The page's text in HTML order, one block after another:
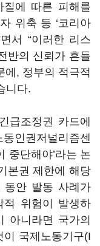
에 따른 피해를
위축 등 ‘코리아
면서 “이러한 리스
반의 신뢰가 흔들
, 정부의 적극적
니다.
급조정권 카드에
동인권저널리즘센
중단해야’라는 논
본권 제한에 해당
동안 발동 사례가
적 위험이 발생하
아니라면 국가의
이 국제노동기구(I